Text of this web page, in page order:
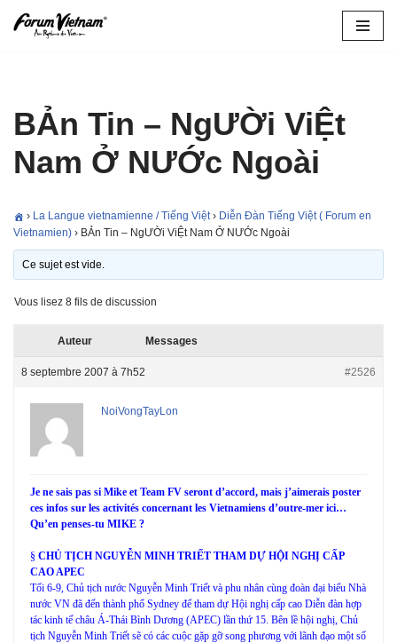
BẢn Tin – NgƯỜi ViỆt
Nam Ở NƯỚc Ngoài
› La Langue vietnamienne / Tiếng Việt › Diễn Ðàn Tiếng Việt ( Forum en
Vietnamien) › BẢn Tin – NgƯỜi ViỆt Nam Ở NƯỚc Ngoài
Ce sujet est vide.
Vous lisez 8 fils de discussion
Auteur Messages
8 septembre 2007 à 7h52 #2526
NoiVongTayLon
Je ne sais pas si Mike et Team FV seront d’accord, mais j’aimerais poster
ces infos sur les activités concernant les Vietnamiens d’outre-mer ici…
Qu’en penses-tu MIKE ?
§ CHỦ TỊCH NGUYỄN MINH TRIẾT THAM DỰ HỘI NGHỊ CẤP
CAO APEC
Tối 6-9, Chủ tịch nước Nguyễn Minh Triết và phu nhân cùng đoàn đại biểu Nhà
nước VN đã đến thành phố Sydney để tham dự Hội nghị cấp cao Diễn đàn hợp
tác kinh tế châu Á-Thái Bình Dương (APEC) lần thứ 15. Bên lề hội nghị, Chủ
tịch Nguyễn Minh Triết sẽ có các cuộc gặp gỡ song phương với lãnh đạo một số